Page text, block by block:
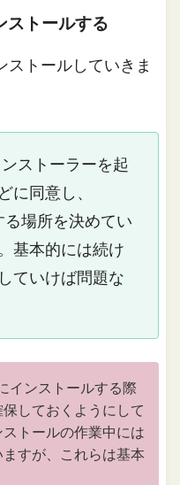
トールする
ストールしていきま
ストーラーを起
に同意し、
場所を決めてい
基本的には続け
ていけば問題な
インストールする際
しておくようにして
トールの作業中には
すが、これらは基本